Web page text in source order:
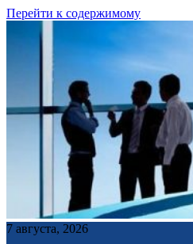
Перейти к содержимому
7 августа, 2026